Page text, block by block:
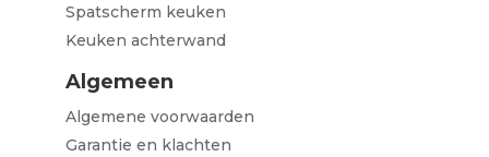
Spatscherm keuken
Keuken achterwand
Algemeen
Algemene voorwaarden
Garantie en klachten